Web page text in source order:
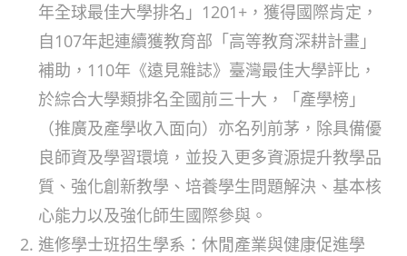
年全球最佳大學排名」1201+，獲得國際肯定，
自107年起連續獲教育部「高等教育深耕計畫」
補助，110年《遠見雜誌》臺灣最佳大學評比，
於綜合大學類排名全國前三十大，「產學榜」
（推廣及產學收入面向）亦名列前茅，除具備優
良師資及學習環境，並投入更多資源提升教學品
質、強化創新教學、培養學生問題解決、基本核
心能力以及強化師生國際參與。
進修學士班招生學系：休閒產業與健康促進學